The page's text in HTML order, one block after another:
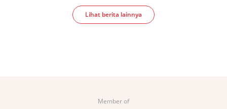
Lihat berita lainnya
Member of